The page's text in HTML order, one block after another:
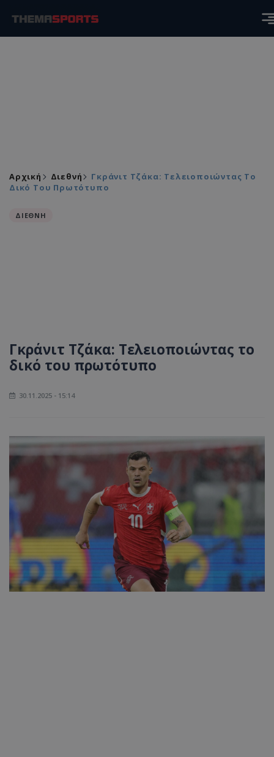
Αρχική Διεθνή
Γκράνιτ Τζάκα: Τελειοποιώντας Το
Δικό Του Πρωτότυπο
ΔΙΕΘΝΗ
Γκράνιτ Τζάκα: Τελειοποιώντας το
δικό του πρωτότυπο
30.11.2025 - 15:14